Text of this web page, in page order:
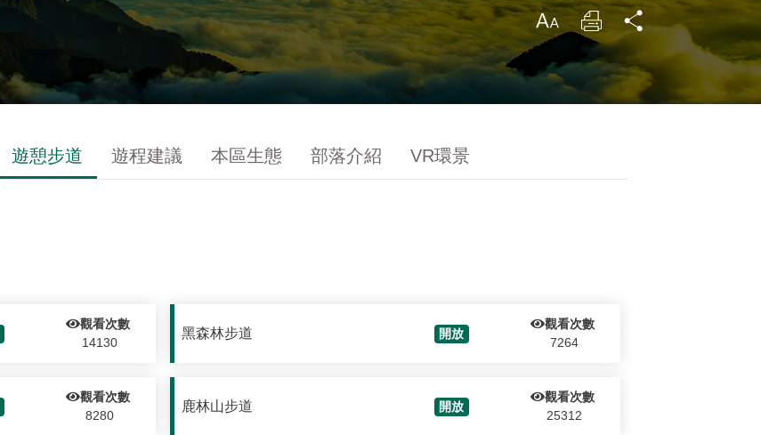
大 列
遊憩步道 遊程建議 本區生態 部落介紹 VR環景
觀看次數
14130
黑森林步道 開放
觀看次數
7264
觀看次數
8280
鹿林山步道 開放
觀看次數
25312